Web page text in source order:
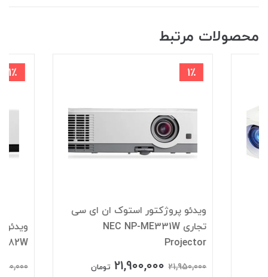
محصولات مرتبط
ویدئو پروژکتور استوک ان ای سی
تجاری NEC NP-ME331W
21,900,000 تومان